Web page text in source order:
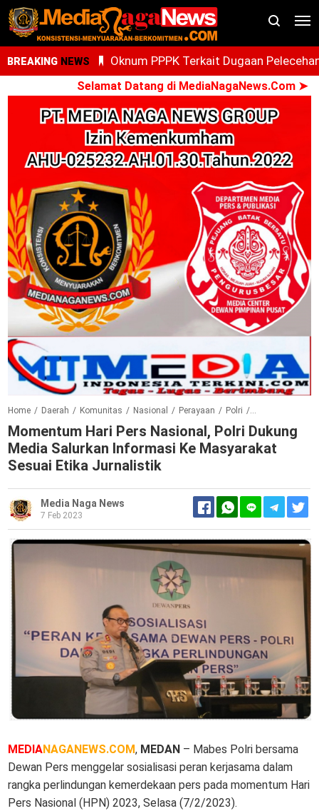
BREAKING NEWS
Oknum PPPK Terkait Dugaan
Anak Magang Di Kantor Kemenhaj
Kini Diperiksa Di Kanwil Kemenhaj
Sumut
Whisnu Legenda Bintang Yang Terus
Cemerlang
Selamat Datang di MediaNagaNews.Com ➤
Home / Daerah / Komunitas / Nasional / Perayaan / Polri / Sudut Pandang
Momentum Hari Pers Nasional, Polri Dukung
Media Salurkan Informasi Ke Masyarakat
Sesuai Etika Jurnalistik
Media Naga News
7 Feb 2023
MEDIANAGANEWS.COM, MEDAN – Mabes Polri bersama
Dewan Pers menggelar sosialisasi peran kerjasama dalam
rangka perlindungan kemerdekaan pers pada momentum Hari
Pers Nasional (HPN) 2023, Selasa (7/2/2023).